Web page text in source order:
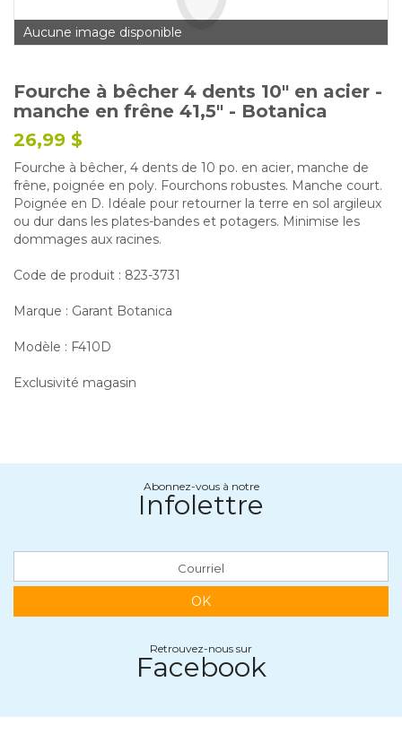
Emplois
Service à la clientèle
Nous joindre
Aucune image disponible
Fourche à bêcher 4 dents 10" en acier -
manche en frêne 41,5" - Botanica
26,99 $
Fourche à bêcher, 4 dents de 10 po. en acier, manche de
frêne, poignée en poly. Fourchons robustes. Manche court.
Poignée en D. Idéale pour retourner la terre en sol argileux
ou dur dans les plates-bandes et potagers. Minimise les
dommages aux racines.
Code de produit : 823-3731
Marque : Garant Botanica
Modèle : F410D
Exclusivité magasin
Abonnez-vous à notre
Infolettre
OK
Retrouvez-nous sur
Facebook